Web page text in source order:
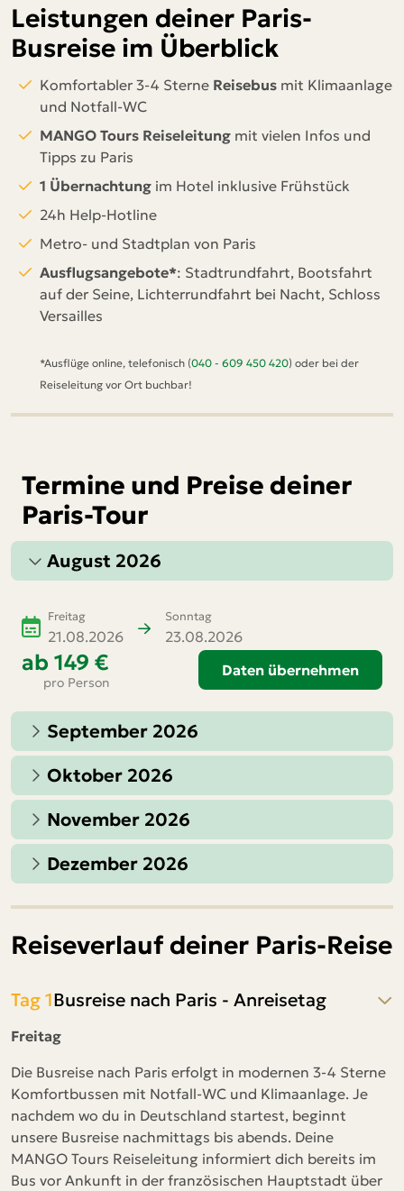
Leistungen deiner Paris-
Busreise im Überblick
Komfortabler 3-4 Sterne Reisebus mit Klimaanlage
und Notfall-WC
MANGO Tours Reiseleitung mit vielen Infos und
Tipps zu Paris
1 Übernachtung im Hotel inklusive Frühstück
24h Help-Hotline
Metro- und Stadtplan von Paris
Ausflugsangebote*: Stadtrundfahrt, Bootsfahrt
auf der Seine, Lichterrundfahrt bei Nacht, Schloss
Versailles
*Ausflüge online, telefonisch (040 - 609 450 420) oder bei der
Reiseleitung vor Ort buchbar!
Termine und Preise deiner
Paris-Tour
August 2026
Freitag
21.08.2026
Sonntag
23.08.2026
ab 149 €
pro Person
Daten übernehmen
September 2026
Oktober 2026
November 2026
Dezember 2026
Reiseverlauf deiner Paris-Reise
Tag 1Busreise nach Paris - Anreisetag
Freitag
Die Busreise nach Paris erfolgt in modernen 3-4 Sterne
Komfortbussen mit Notfall-WC und Klimaanlage. Je
nachdem wo du in Deutschland startest, beginnt
unsere Busreise nachmittags bis abends. Deine
MANGO Tours Reiseleitung informiert dich bereits im
Bus vor Ankunft in der französischen Hauptstadt über